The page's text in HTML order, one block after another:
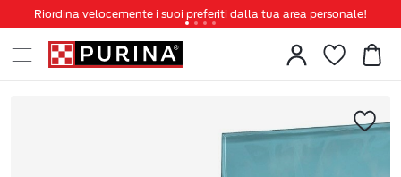
Riordina velocemente i suoi preferiti dalla tua area personale!
Tanti sconti e novità ti aspettano, non perderteli!
Spedizione gratuita a partire da 49 €